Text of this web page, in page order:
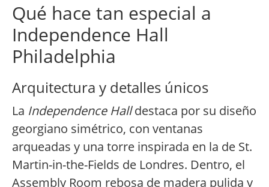
Qué hace tan especial a
Independence Hall
Philadelphia
Arquitectura y detalles únicos
La Independence Halldestaca por su diseño
georgiano simétrico, con ventanas
arqueadas y una torre inspirada en la de St.
Martin-in-the-Fields de Londres. Dentro, el
Assembly Room rebosa de madera pulida y